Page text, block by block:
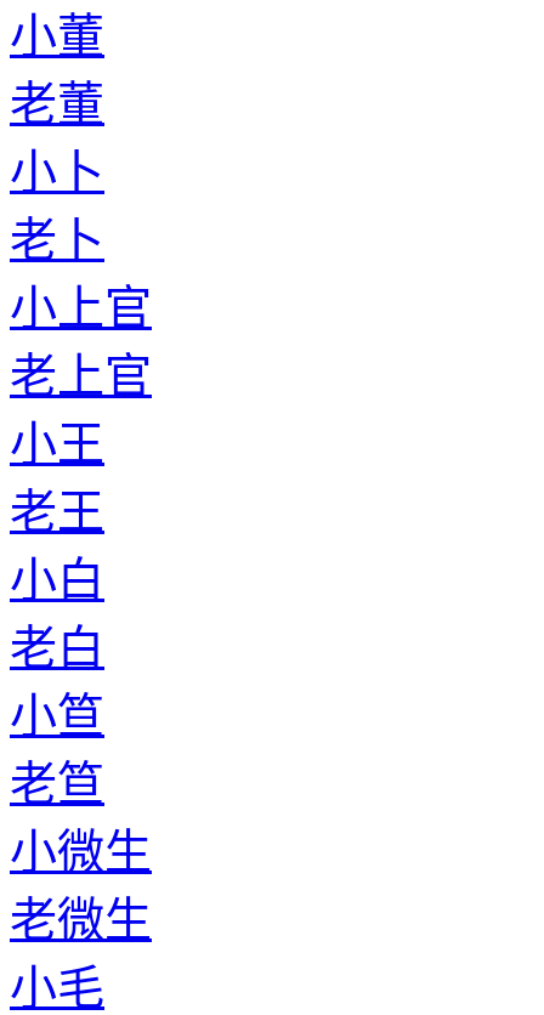
小董
老董
小卜
老卜
小上官
老上官
小王
老王
小白
老白
小笪
老笪
小微生
老微生
小毛